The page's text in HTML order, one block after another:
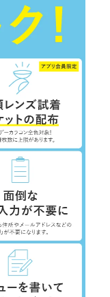
提供・表示するため。
め。
他のウェブサイトにおける
ている他のウェブサイトの
、ウェブサイトの名称な
するお客様の個人情報（会
含みます。
関する法律の定める場合
の個別の同意がない限り、
ん。
シーに同意したことをもっ
す。
レス、電話番号、SNSアカ
報
し等のことをいいます。）
ビスの利用に関する情報
る情報その他の決済及びそ